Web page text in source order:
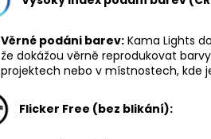
Věrné podáni barev: Kama Lights
že dokážou věrně reprodukovat
projektech nebo v místnostech, kde
Flicker Free (bez blikání):